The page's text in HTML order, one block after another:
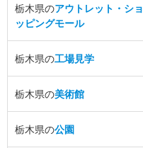
栃木県のアウトレット・ショ
ッピングモール
栃木県の工場見学
栃木県の美術館
栃木県の公園